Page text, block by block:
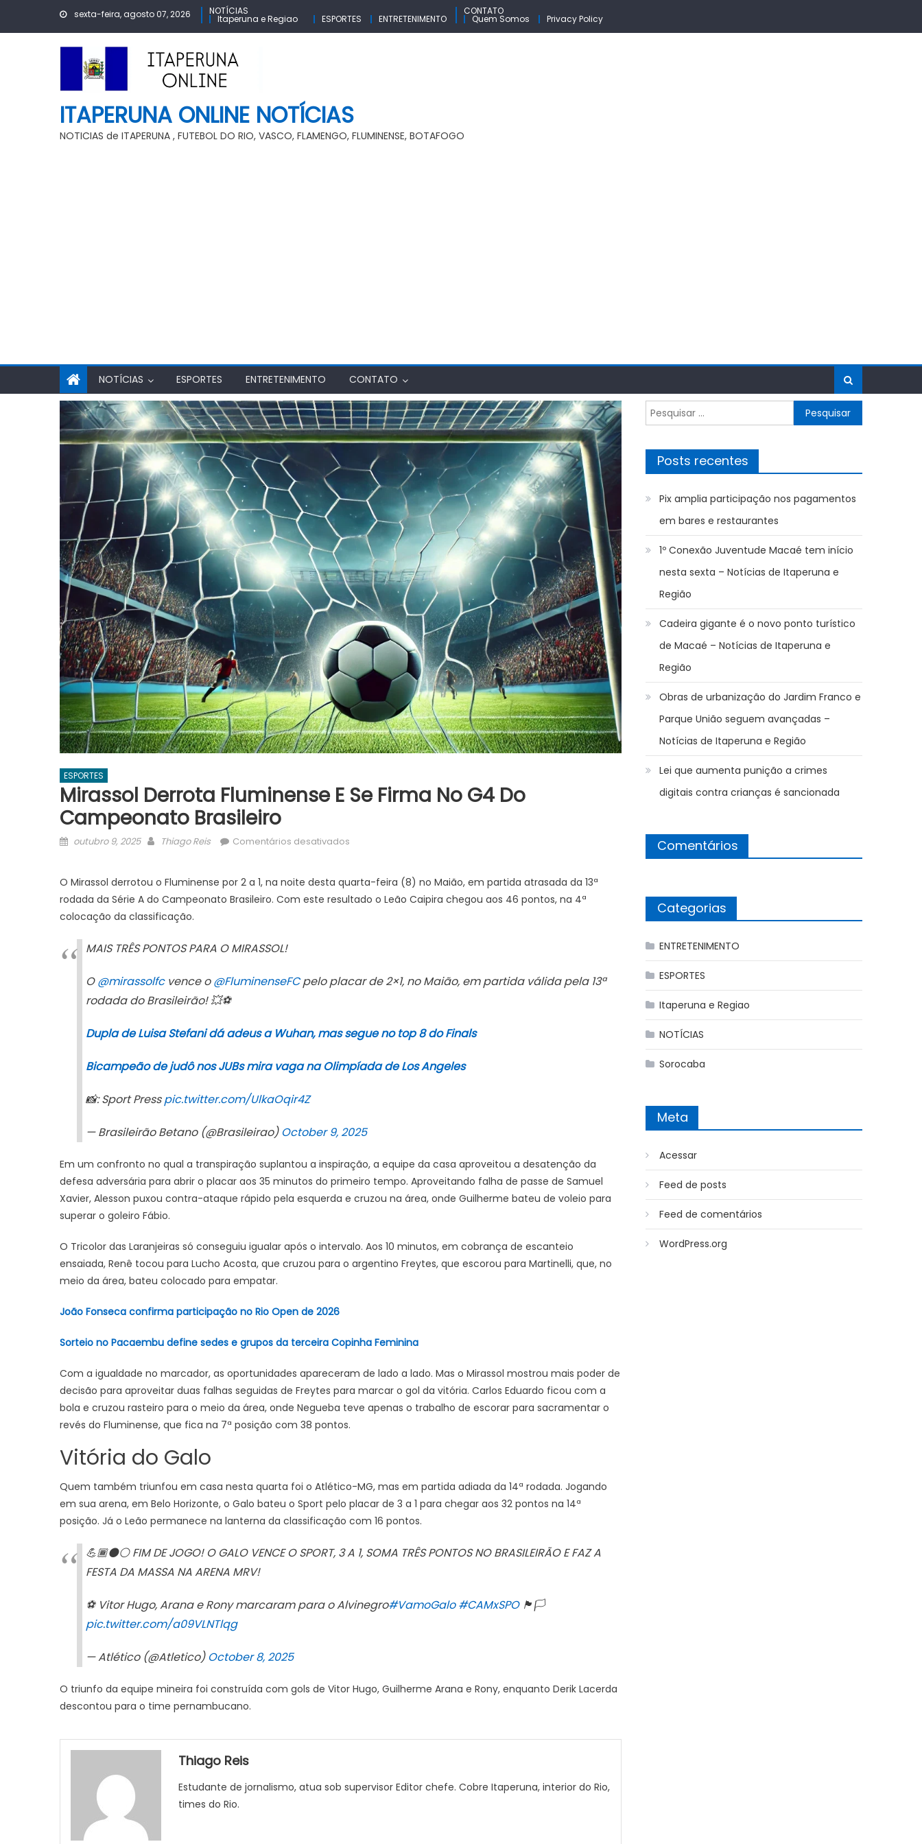
sexta-feira, agosto 07, 2026 NOTÍCIAS
Itaperuna e Regiao ESPORTES ENTRETENIMENTO
CONTATO
Quem Somos Privacy Policy
ITAPERUNA ONLINE NOTÍCIAS
NOTICIAS de ITAPERUNA , FUTEBOL DO RIO, VASCO, FLAMENGO, FLUMINENSE, BOTAFOGO
NOTÍCIAS ESPORTES ENTRETENIMENTO CONTATO
ESPORTES
Mirassol Derrota Fluminense E Se Firma No G4 Do
Campeonato Brasileiro
Posted
outubro 9, 2025 Author
Thiago Reis Comentários desativados
Fluminense
e
do
O Mirassol derrotou o Fluminense por 2 a 1, na noite desta quarta-feira (8) no Maião, em partida atrasada da 13ª
rodada da Série A do Campeonato Brasileiro. Com este resultado o Leão Caipira chegou aos 46 pontos, na 4ª
colocação da classificação.
MAIS TRÊS PONTOS PARA O MIRASSOL!
O@mirassolfcvence o@FluminenseFCpelo placar de 2×1, no Maião, em partida válida pela 13ª
rodada do Brasileirão! 💥⚽️
Dupla de Luisa Stefani dá adeus a Wuhan, mas segue no top 8 do Finals
Bicampeão de judô nos JUBs mira vaga na Olimpíada de Los Angeles
📸: Sport Presspic.twitter.com/UlkaOqir4Z
— Brasileirão Betano (@Brasileirao) October 9, 2025
Em um confronto no qual a transpiração suplantou a inspiração, a equipe da casa aproveitou a desatenção da
defesa adversária para abrir o placar aos 35 minutos do primeiro tempo. Aproveitando falha de passe de Samuel
Xavier, Alesson puxou contra-ataque rápido pela esquerda e cruzou na área, onde Guilherme bateu de voleio para
superar o goleiro Fábio.
O Tricolor das Laranjeiras só conseguiu igualar após o intervalo. Aos 10 minutos, em cobrança de escanteio
ensaiada, Renê tocou para Lucho Acosta, que cruzou para o argentino Freytes, que escorou para Martinelli, que, no
meio da área, bateu colocado para empatar.
João Fonseca confirma participação no Rio Open de 2026
Sorteio no Pacaembu define sedes e grupos da terceira Copinha Feminina
Com a igualdade no marcador, as oportunidades apareceram de lado a lado. Mas o Mirassol mostrou mais poder de
decisão para aproveitar duas falhas seguidas de Freytes para marcar o gol da vitória. Carlos Eduardo ficou com a
bola e cruzou rasteiro para o meio da área, onde Negueba teve apenas o trabalho de escorar para sacramentar o
revés do Fluminense, que fica na 7ª posição com 38 pontos.
Vitória do Galo
Quem também triunfou em casa nesta quarta foi o Atlético-MG, mas em partida adiada da 14ª rodada. Jogando
em sua arena, em Belo Horizonte, o Galo bateu o Sport pelo placar de 3 a 1 para chegar aos 32 pontos na 14ª
posição. Já o Leão permanece na lanterna da classificação com 16 pontos.
💪🏾⚫⚪ FIM DE JOGO! O GALO VENCE O SPORT, 3 A 1, SOMA TRÊS PONTOS NO BRASILEIRÃO E FAZ A
FESTA DA MASSA NA ARENA MRV!
⚽ Vitor Hugo, Arana e Rony marcaram para o Alvinegro#VamoGalo #CAMxSPO🏴🏳️
pic.twitter.com/a09VLNTlqg
— Atlético (@Atletico) October 8, 2025
O triunfo da equipe mineira foi construída com gols de Vitor Hugo, Guilherme Arana e Rony, enquanto Derik Lacerda
descontou para o time pernambucano.
Thiago Reis
Estudante de jornalismo, atua sob supervisor Editor chefe. Cobre Itaperuna, interior do Rio,
times do Rio.
Pesquisar
por:
Posts recentes
Pix amplia participação nos pagamentos
em bares e restaurantes
1º Conexão Juventude Macaé tem início
nesta sexta – Notícias de Itaperuna e
Região
Cadeira gigante é o novo ponto turístico
de Macaé – Notícias de Itaperuna e
Região
Obras de urbanização do Jardim Franco e
Parque União seguem avançadas –
Notícias de Itaperuna e Região
Lei que aumenta punição a crimes
digitais contra crianças é sancionada
Comentários
Categorias
ENTRETENIMENTO
ESPORTES
Itaperuna e Regiao
NOTÍCIAS
Sorocaba
Meta
Acessar
Feed de posts
Feed de comentários
WordPress.org